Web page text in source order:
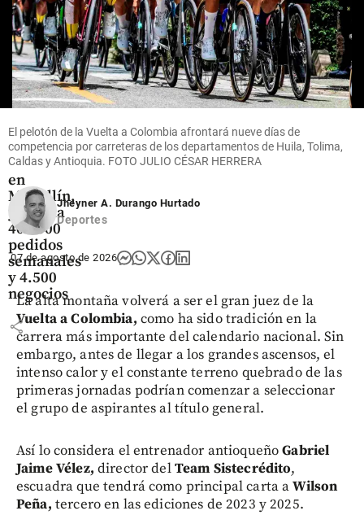
share
Economía
Rappi pisa
el
acelerador
en
Medellín,
ya suma
400.000
pedidos
semanales
y 4.500
negocios
share
El pelotón de la Vuelta a Colombia afrontará nueve días de
competencia por carreteras de los departamentos de Huila, Tolima,
Caldas y Antioquia. FOTO JULIO CÉSAR HERRERA
Jheyner A. Durango Hurtado
Deportes
07 de agosto de 2026
La alta montaña volverá a ser el gran juez de la
Vuelta a Colombia, como ha sido tradición en la
carrera más importante del calendario nacional. Sin
embargo, antes de llegar a los grandes ascensos, el
intenso calor y el constante terreno quebrado de las
primeras jornadas podrían comenzar a seleccionar
el grupo de aspirantes al título general.
Así lo considera el entrenador antioqueñoGabriel
Jaime Vélez, director delTeam Sistecrédito,
escuadra que tendrá como principal carta aWilson
Peña, tercero en las ediciones de 2023 y 2025.